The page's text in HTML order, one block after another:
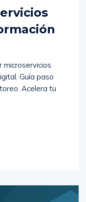
microservicios
Guía paso
Acelera tu